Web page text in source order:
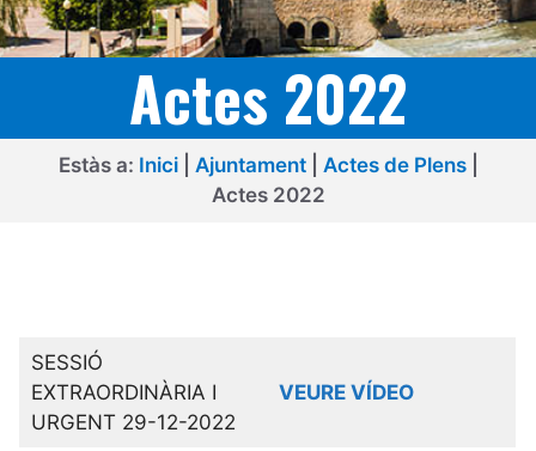
Actes 2022
Estàs a: Inici| Ajuntament| Actes de Plens|
Actes 2022
SESSIÓ
EXTRAORDINÀRIA I
URGENT 29-12-2022
VEURE VÍDEO